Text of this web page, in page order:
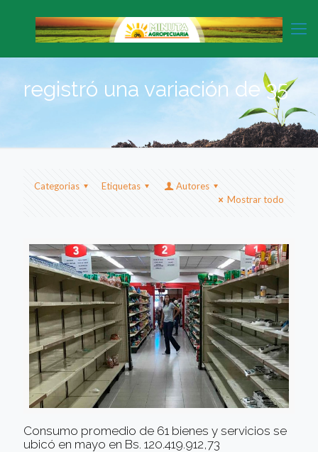
registró una variación de 35
Categorias Etiquetas
Autores
Mostrar todo
Consumo promedio de 61 bienes y servicios se
ubicó en mayo en Bs. 120.419.912,73